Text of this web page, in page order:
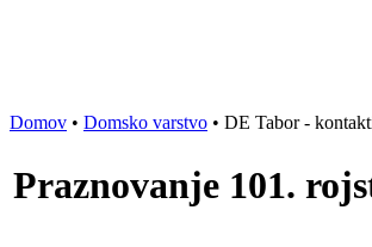
Domov • Domsko varstvo • DE Tabor -
Praznovanje 101.